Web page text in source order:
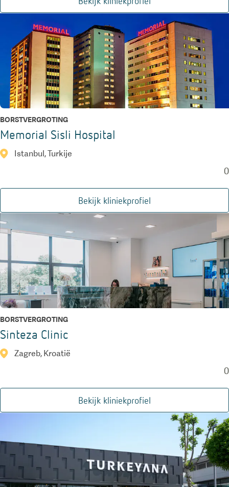
BORSTVERGROTING
Memorial Sisli Hospital
Istanbul, Turkije
0
Bekijk kliniekprofiel
BORSTVERGROTING
Sinteza Clinic
Zagreb, Kroatië
0
Bekijk kliniekprofiel